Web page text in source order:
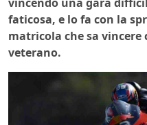
faticosa, e lo fa con la
matricola che sa vincere
veterano.